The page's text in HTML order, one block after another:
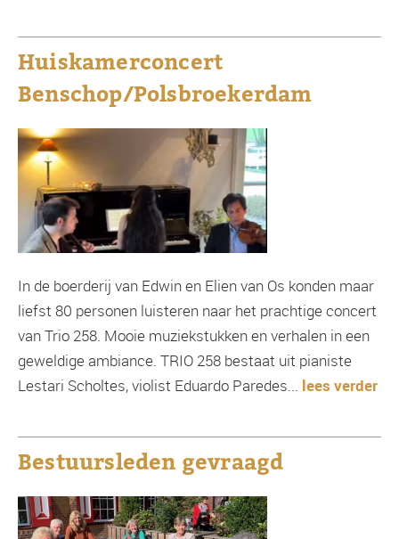
Huiskamerconcert
Benschop/Polsbroekerdam
In de boerderij van Edwin en Elien van Os konden maar
liefst 80 personen luisteren naar het prachtige concert
van Trio 258. Mooie muziekstukken en verhalen in een
geweldige ambiance. TRIO 258 bestaat uit pianiste
Lestari Scholtes, violist Eduardo Paredes... lees verder
Bestuursleden gevraagd